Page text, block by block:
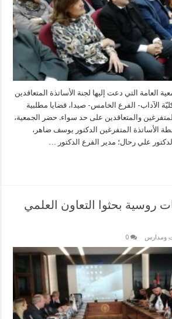
العامة التي دعت إليها لجنة الأساتذة المتعاقدين
الآداب- الفرع الخامس- صيدا، قضايا مطلبية
والمتعاقدين على حد سواء. حضر الجمعية،
الأساتذة المتفرغين الدكتور يوسف ضاهر،
علي رحال؛ مدير الفرع الدكتور …
روسية بحثوا التعاون العلمي
ومدارس 0